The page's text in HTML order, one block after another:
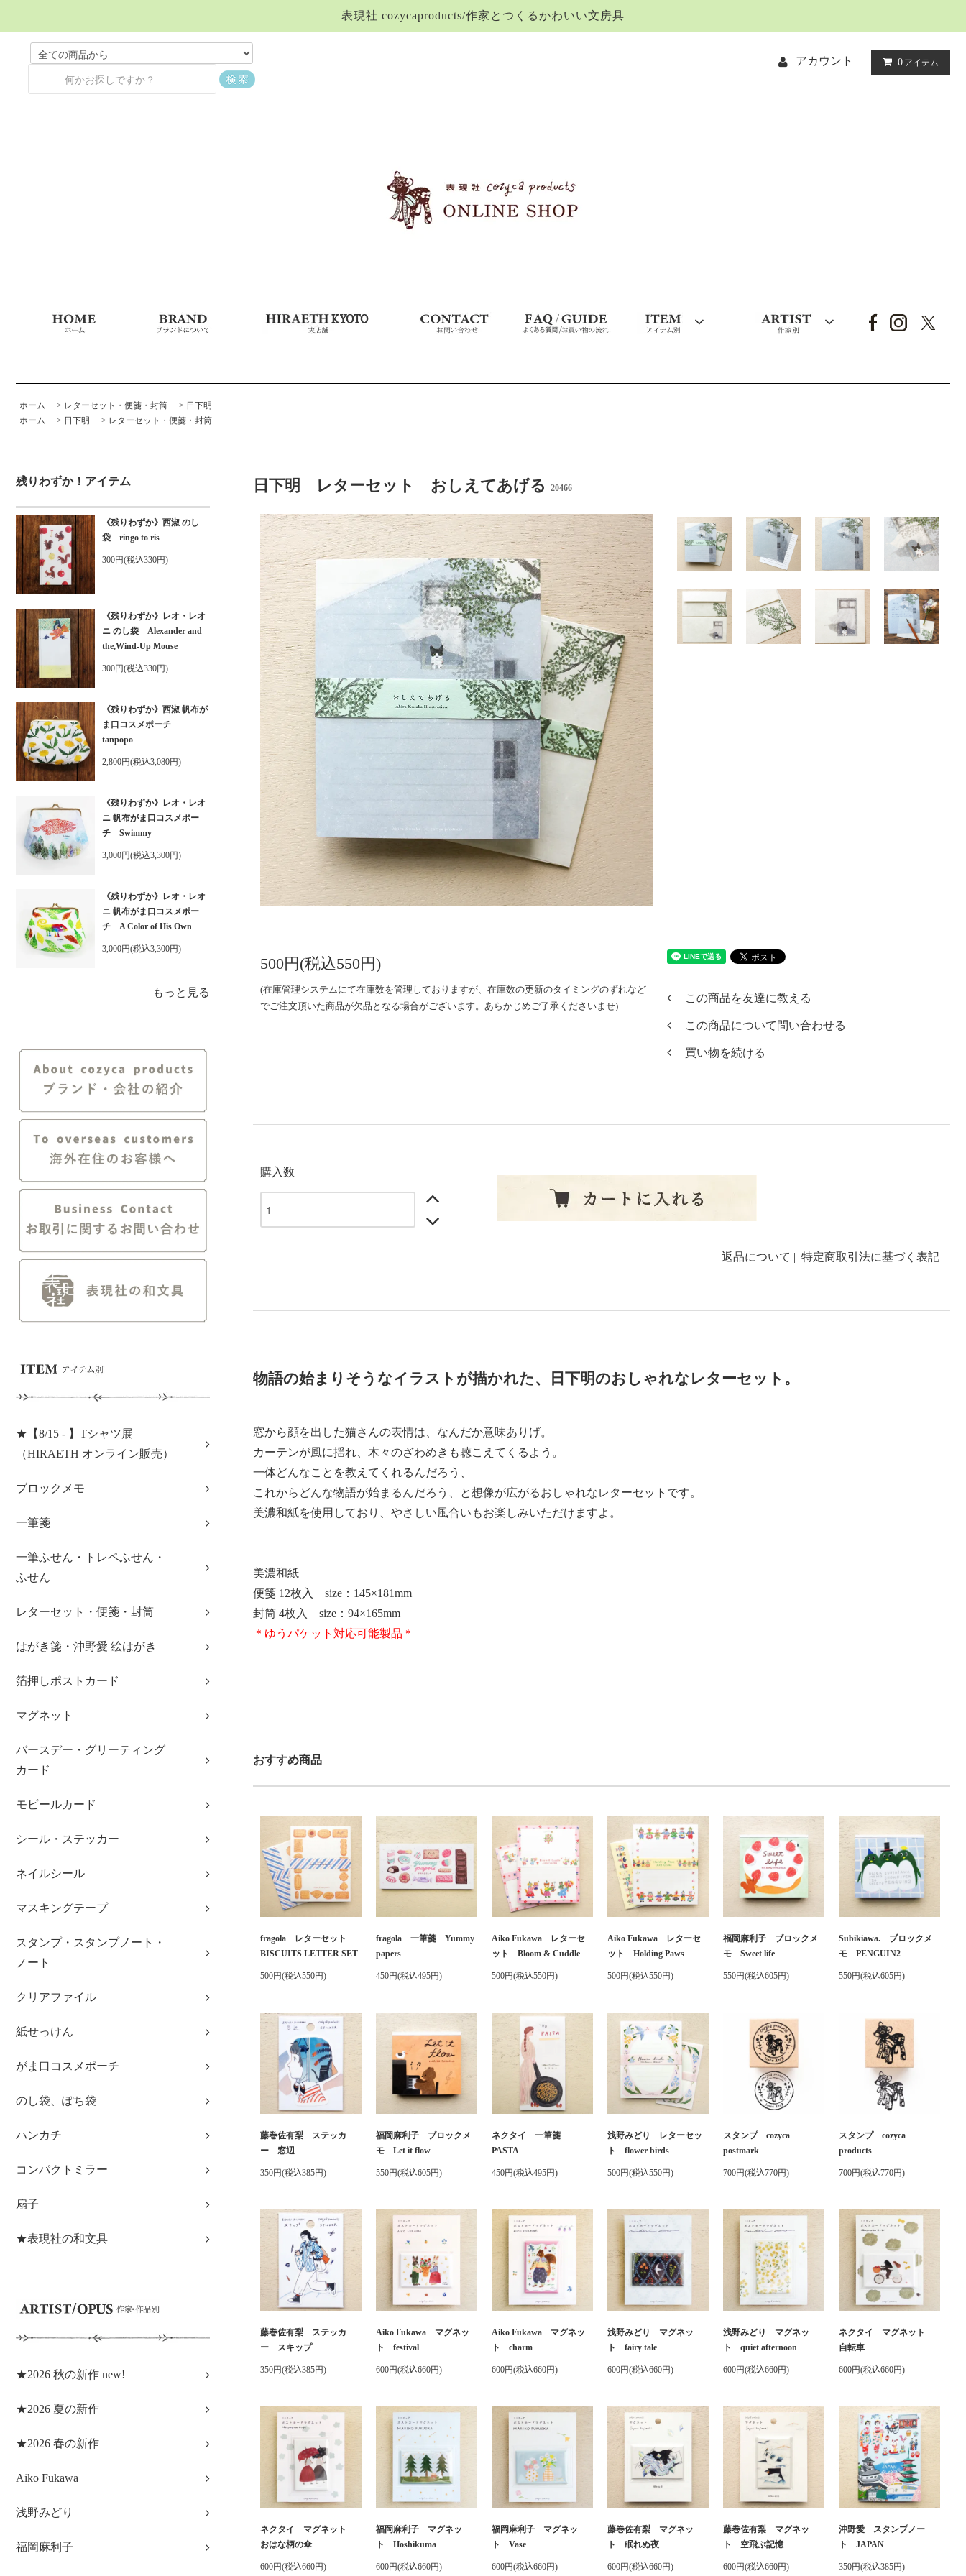
表現社 cozycaproducts/作家とつくるかわいい文房具
アカウント 0 アイテム
ホーム > レターセット・便箋・封筒 > 日下明
ホーム
> 日下明 > レターセット・便箋・封筒
残りわずか！アイテム
《残りわずか》西淑 のし
袋 ringo to ris
300円(税込330円)
《残りわずか》レオ・レオ
ニ のし袋 Alexander and
the,Wind-Up Mouse
300円(税込330円)
《残りわずか》西淑 帆布が
ま口コスメポーチ
tanpopo
2,800円(税込3,080円)
《残りわずか》レオ・レオ
ニ 帆布がま口コスメポー
チ Swimmy
3,000円(税込3,300円)
《残りわずか》レオ・レオ
ニ 帆布がま口コスメポー
チ A Color of His Own
3,000円(税込3,300円)
もっと見る
★【8/15 - 】Tシャツ展
（HIRAETH オンライン販売）
ブロックメモ
一筆箋
一筆ふせん・トレペふせん・
ふせん
レターセット・便箋・封筒
はがき箋・沖野愛 絵はがき
箔押しポストカード
マグネット
バースデー・グリーティング
カード
モビールカード
シール・ステッカー
ネイルシール
マスキングテープ
スタンプ・スタンプノート・
ノート
クリアファイル
紙せっけん
がま口コスメポーチ
のし袋、ぽち袋
ハンカチ
コンパクトミラー
扇子
★表現社の和文具
★2026 秋の新作 new!
★2026 夏の新作
★2026 春の新作
Aiko Fukawa
浅野みどり
福岡麻利子
日下明 レターセット おしえてあげる 20466
500円(税込550円)
(在庫管理システムにて在庫数を管理しておりますが、在庫数の更新のタイミングのずれなど
でご注文頂いた商品が欠品となる場合がございます。あらかじめご了承くださいませ)
この商品を友達に教える
この商品について問い合わせる
買い物を続ける
購入数
返品について 特定商取引法に基づく表記
物語の始まりそうなイラストが描かれた、日下明のおしゃれなレターセット。
窓から顔を出した猫さんの表情は、なんだか意味ありげ。
カーテンが風に揺れ、木々のざわめきも聴こえてくるよう。
一体どんなことを教えてくれるんだろう、
これからどんな物語が始まるんだろう、と想像が広がるおしゃれなレターセットです。
美濃和紙を使用しており、やさしい風合いもお楽しみいただけますよ。
美濃和紙
便箋 12枚入 size：145×181mm
封筒 4枚入 size：94×165mm
＊ゆうパケット対応可能製品＊
おすすめ商品
fragola レターセット
BISCUITS LETTER SET
500円(税込550円)
fragola 一筆箋 Yummy
papers
450円(税込495円)
Aiko Fukawa レターセ
ット Bloom & Cuddle
500円(税込550円)
Aiko Fukawa レターセ
ット Holding Paws
500円(税込550円)
福岡麻利子 ブロックメ
モ Sweet life
550円(税込605円)
Subikiawa. ブロックメ
モ PENGUIN2
550円(税込605円)
藤巻佐有梨 ステッカ
ー 窓辺
350円(税込385円)
福岡麻利子 ブロックメ
モ Let it flow
550円(税込605円)
ネクタイ 一筆箋
PASTA
450円(税込495円)
浅野みどり レターセッ
ト flower birds
500円(税込550円)
スタンプ cozyca
postmark
700円(税込770円)
スタンプ cozyca
products
700円(税込770円)
藤巻佐有梨 ステッカ
ー スキップ
350円(税込385円)
Aiko Fukawa マグネッ
ト festival
600円(税込660円)
Aiko Fukawa マグネッ
ト charm
600円(税込660円)
浅野みどり マグネッ
ト fairy tale
600円(税込660円)
浅野みどり マグネッ
ト quiet afternoon
600円(税込660円)
ネクタイ マグネット
自転車
600円(税込660円)
ネクタイ マグネット
おはな柄の傘
600円(税込660円)
福岡麻利子 マグネッ
ト Hoshikuma
600円(税込660円)
福岡麻利子 マグネッ
ト Vase
600円(税込660円)
藤巻佐有梨 マグネッ
ト 眠れぬ夜
600円(税込660円)
藤巻佐有梨 マグネッ
ト 空飛ぶ記憶
600円(税込660円)
沖野愛 スタンプノー
ト JAPAN
350円(税込385円)